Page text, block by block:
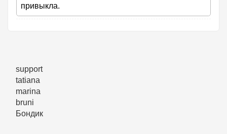
привыкла.
support
tatiana
marina
bruni
Бондик